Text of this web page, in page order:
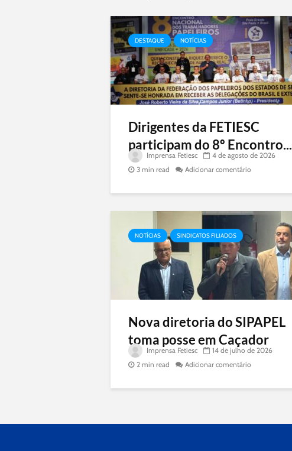
DESTAQUE NOTÍCIAS
Dirigentes da FETIESC
participam do 8º Encontro...
Imprensa Fetiesc
4 de agosto de 2026
3 min read
Adicionar comentário
NOTÍCIAS SINDICATOS FILIADOS
Nova diretoria do SIPAPEL
toma posse em Caçador
Imprensa Fetiesc
14 de julho de 2026
2 min read
Adicionar comentário